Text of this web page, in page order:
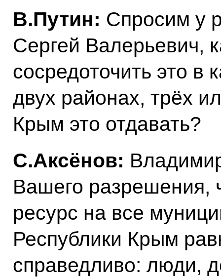
В.Путин: Спросим у
Сергей Валерьевич,
сосредоточить это в
двух районах, трёх
Крым это отдавать?
С.Аксёнов:
Вашего разрешения,
ресурс на все
Республики Крым
справедливо: люди,